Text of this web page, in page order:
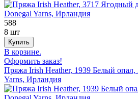
588
8 шт
В корзине.
Оформить заказ!
Пряжа Irish Heather, 1939 Белый опал,
Yarns, Ирландия